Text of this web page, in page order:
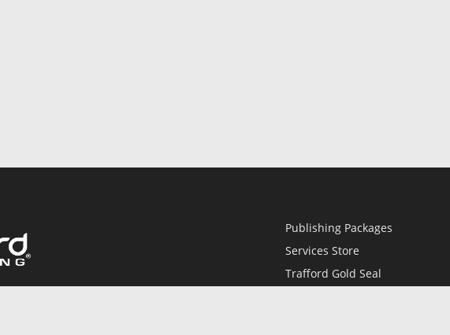
Publishing Packages
Services Store
Trafford Gold Seal